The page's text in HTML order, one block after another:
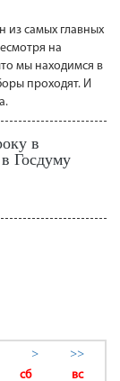
из самых главных
на
мы находимся в
проходят. И
в
Госдуму
>
>>
сб
вс